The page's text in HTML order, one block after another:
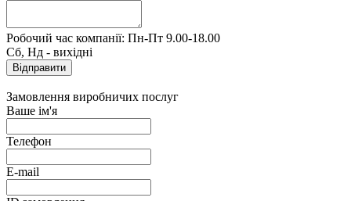
Робочий час компанії: Пн-Пт 9.00-18.00
Сб, Нд - вихідні
Замовлення виробничих послуг
Ваше ім'я
Телефон
E-mail